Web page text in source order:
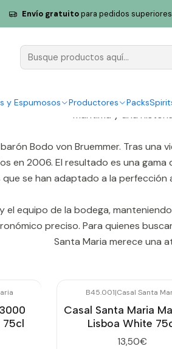
y Espumosos Productores Packs
Envío gratuitopara pedidos superiores
Pareja de
los proyectos vinícolas
marítima y una
Bodo von Bruemmer. Tras
en 2006. El resultado es una
se han adaptado a la perfección
el equipo de la bodega,
preciso. Para quienes
Santa Maria merece una
75cl
B45.001|Casal Santa
Casal Santa Maria
Lisboa White
13,50€